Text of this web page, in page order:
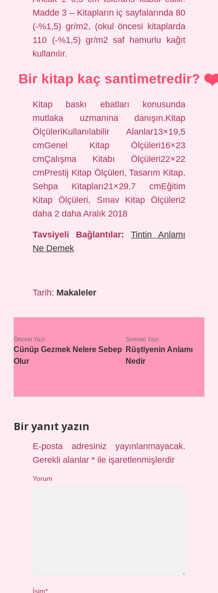
Madde 3 – Kitapların iç sayfalarında 80
(-%1,5) gr/m2, (okul öncesi kitaplarda
110 (-%1,5) gr/m2 saf hamurlu kağıt
kullanılır.
Bir kitap kaç santimetredir?
Kitap baskı ebatları konusunda
mutlaka uzmanına danışın.Kitap
ÖlçüleriKullanılabilir Alanlar13×19,5
cmGenel Kitap Ölçüleri16×23
cmÇalışma Kitabı Ölçüleri22×22
cmPrestij Kitap Ölçüleri, Tasarım Kitap,
Sehpa Kitapları21×29,7 cmEğitim
Kitap Ölçüleri, Sınav Kitap Ölçüleri2
daha 2 daha Aralık 2018
Tavsiyeli Bağlantılar:
Tintin Anlamı
Ne Demek
Tarih: Makaleler
Önceki Yazı
Cünüp Gezmek Nelere Sebep
Olur
Sonraki Yazı
Rüştiyenin Anlamı
Nedir
Bir yanıt yazın
E-posta adresiniz yayınlanmayacak.
Gerekli alanlar* ile işaretlenmişlerdir
Yorum
İsim*